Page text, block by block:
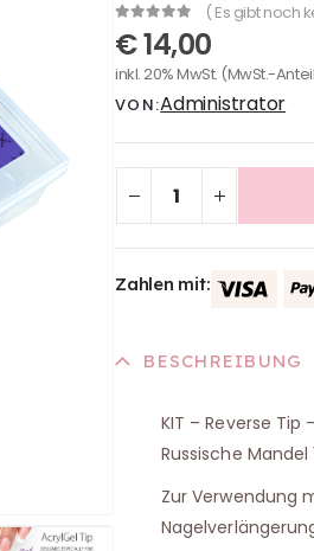
out of 5
( Es gibt noch
€14,00
inkl. 20% MwSt. (MwSt.-
VON:Administrator
Zahlen mit:
BESCHREIBUNG
KIT – Reverse Tip
Russische Mandel
Zur Verwendung